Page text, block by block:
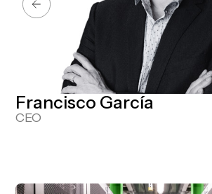
Francisco García
CEO